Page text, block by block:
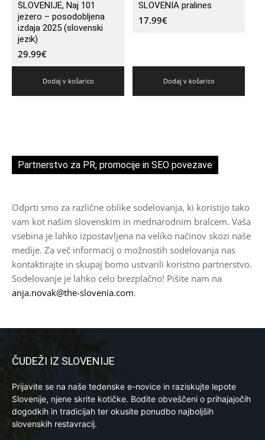
SLOVENIJE, Naj 101
jezero – posodobljena
izdaja 2025 (slovenski
jezik)
29.99€
Dodaj v košarico
SLOVENIA pralines
17.99€
Dodaj v košarico
Partnerstvo za PR, promocije in SEO povezave
Odprti smo za različne oblike sodelovanja, ki koristijo tako
vam kot našim slovenskim in mednarodnim bralcem. Vaša
vsebina je lahko izpostavljena na veliko načinov skozi naše
medije. Za več informacij o možnostih sodelovanja nas
kontaktirajte in skupaj bomo ustvarili koristno partnerstvo.
Sodelovanje je lahko celo brezplačno! Pišite nam na
anja.novak@the-slovenia.com.
ČUDEŽI IZ SLOVENIJE
Prijavite se na naše tedenske e-novice in raziskujte lepote
Slovenije, njene skrite kotičke. Bodite obveščeni o prihajajočih
dogodkih in tradicijah ter okusite ponudbo najboljših
slovenskih restavracij.